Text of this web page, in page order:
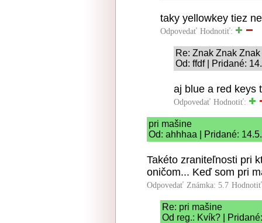
taky yellowkey tiez
Odpovedať Hodnotiť:
Re: Znak Znak
Od: ffdf | Pridané:
aj blue a red keys
Odpovedať Hodnotiť:
pri mašine
Od: ahhhaa | Pridané:
Takéto zraniteľnosti pri
oničom... Keď som pri
Odpovedať Známka: 5.7
Re: pri mašine
Od reg.: Kvík? |